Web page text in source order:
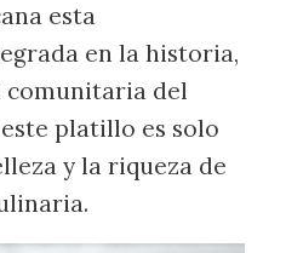
esta
en la historia,
del
platillo es solo
y la riqueza de